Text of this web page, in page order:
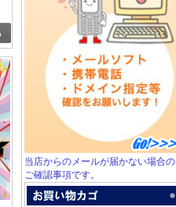
当店からのメールが届かない場合の
ご確認事項です。